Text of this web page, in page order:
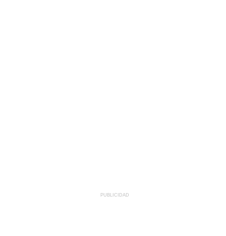
PUBLICIDAD